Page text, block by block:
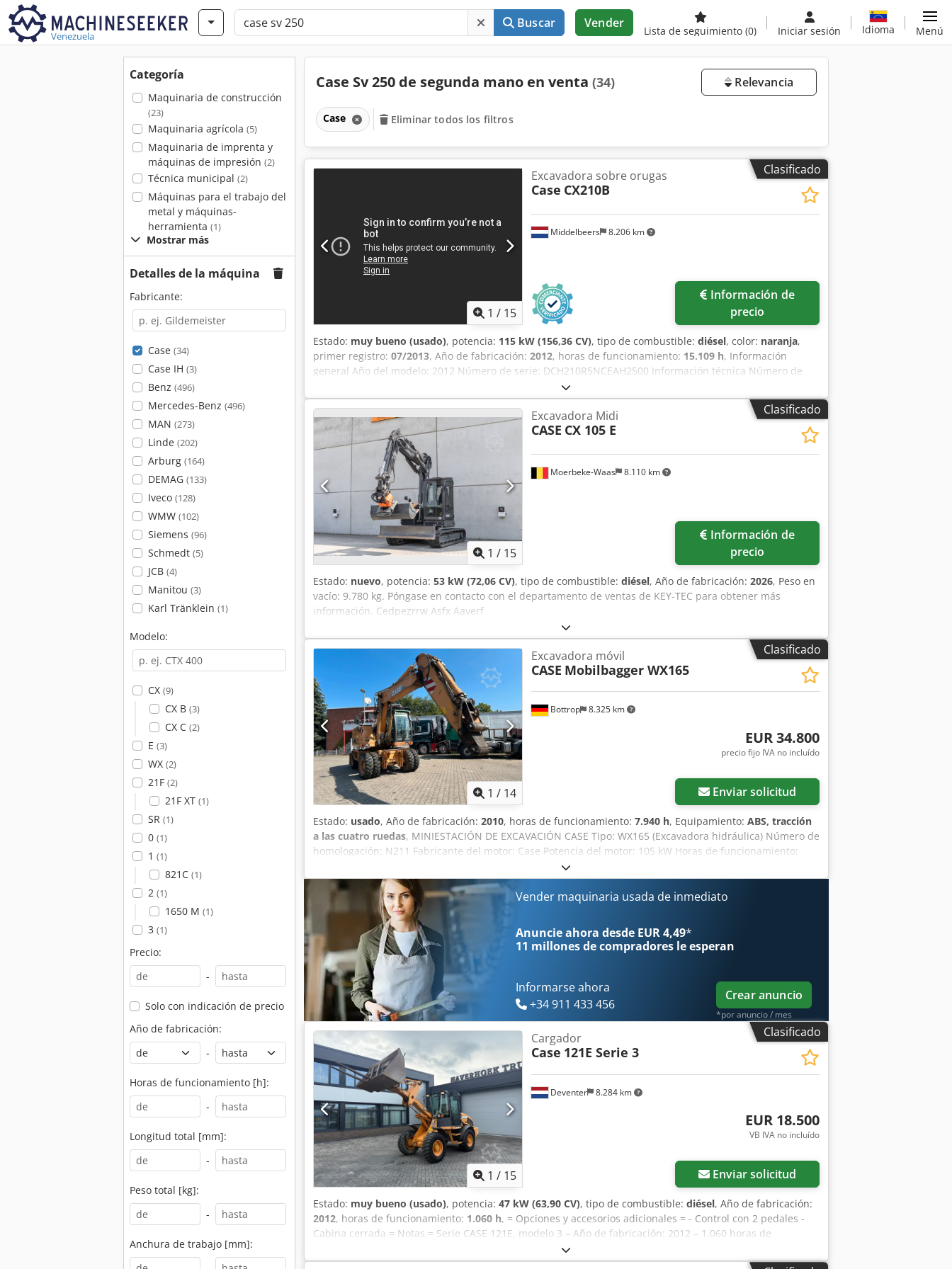
Venezuela
Buscar Vender
Lista de seguimiento (0) Iniciar sesión Idioma Menú
Categoría
Maquinaria de construcción
(23)
Maquinaria agrícola (5)
Maquinaria de imprenta y
máquinas de impresión (2)
Técnica municipal (2)
Máquinas para el trabajo del
metal y máquinas-
herramienta (1)
Mostrar más
Detalles de la máquina
Fabricante:
Case (34)
Case IH (3)
Benz (496)
Mercedes-Benz (496)
MAN (273)
Linde (202)
Arburg (164)
DEMAG (133)
Iveco (128)
WMW (102)
Siemens (96)
Schmedt (5)
JCB (4)
Manitou (3)
Karl Tränklein (1)
Modelo:
CX (9)
CX B (3)
CX C (2)
E (3)
WX (2)
21F (2)
21F XT (1)
SR (1)
0 (1)
1 (1)
821C (1)
2 (1)
1650 M (1)
3 (1)
Precio:
-
Solo con indicación de precio
Año de fabricación:
-
Horas de funcionamiento [h]:
-
Longitud total [mm]:
-
Peso total [kg]:
-
Anchura de trabajo [mm]:
Case Sv 250 de segunda mano en venta (34) Relevancia
Case Eliminar todos los filtros
Clasificado
1 / 15
Middelbeers 8.206 km
Excavadora sobre orugas
Case CX210B
precio
Estado: muy bueno (usado), potencia: 115 kW (156,36 CV), tipo de combustible: diésel, color: naranja,
primer registro: 07/2013, Año de fabricación: 2012, horas de funcionamiento: 15.109 h, Información
general Año del modelo: 2012 Número de serie: DCH210R5NCEAH2500 Información técnica Número de
cilindros: 4 Peso en vacío: 22.600 kg Funcionalidad Anchura de trabajo: 300 cm Marcado CE: sí Estado
Estado técnico: muy bueno Estado visual: muy bueno Información financiera Precio: A consultar Garantía
Credpjy En Ndsfx Aavsf Garantía: De primer propietario, historial de mantenimiento completo, ¡listo para
trabajar de inmediato! - 80 % sistema de cadenas - Incluye 3 cucharas: 1300 mm, 450 mm y 2000 mm
cuchara niveladora - Opcional con sistema TOPCON 3D de 2021
Clasificado
1 / 15
Moerbeke-Waas 8.110 km
Excavadora Midi
CASE CX 105 E
precio
Estado: nuevo, potencia: 53 kW (72,06 CV), tipo de combustible: diésel, Año de fabricación: 2026, Peso en
vacío: 9.780 kg. Póngase en contacto con el departamento de ventas de KEY-TEC para obtener más
información. Cedpezrrw Asfx Aaverf
Clasificado
1 / 14
Bottrop 8.325 km
Excavadora móvil
CASE Mobilbagger WX165
EUR 34.800
precio fijo IVA no incluído
Enviar solicitud
Estado: usado, Año de fabricación: 2010, horas de funcionamiento: 7.940 h, Equipamiento: ABS, tracción
a las cuatro ruedas, MINIESTACIÓN DE EXCAVACIÓN CASE Tipo: WX165 (Excavadora hidráulica) Número de
homologación: N211 Fabricante del motor: Case Potencia del motor: 105 kW Horas de funcionamiento:
7940 h Peso máximo permitido: 18 000 kg Longitud para el transporte: 8,19 m Ancho para el transporte:
1,91 m Altura para el transporte: 2,89 m Color: Amarillo - Control mediante joystick Cjdpfx Ajzripcoavorf -
Pala niveladora - Cámara Con gusto le brindamos apoyo también en el ámbito de la
financiación/arrendamiento a través de nuestros socios. Todos los datos son orientativos. Salvo error y
Vender maquinaria usada de inmediato
Anuncie ahora desde EUR 4,49*
11 millones de compradores le esperan
Informarse ahora
+34 911 433 456
Crear anuncio
*por anuncio / mes
Clasificado
1 / 15
Deventer 8.284 km
Cargador
Case 121E Serie 3
EUR 18.500
VB IVA no incluído
Enviar solicitud
Estado: muy bueno (usado), potencia: 47 kW (63,90 CV), tipo de combustible: diésel, Año de fabricación:
2012, horas de funcionamiento: 1.060 h, = Opciones y accesorios adicionales = - Control con 2 pedales -
Cabina cerrada = Notas = Serie CASE 121E, modelo 3 – Año de fabricación: 2012 – 1.060 horas de
funcionamiento Pala cargadora de la serie CASE 121E, modelo 3, año de fabricación: 2012. La máquina se
encuentra en buen estado y solo tiene 1.060 horas de funcionamiento. La máquina se encuentra en buen